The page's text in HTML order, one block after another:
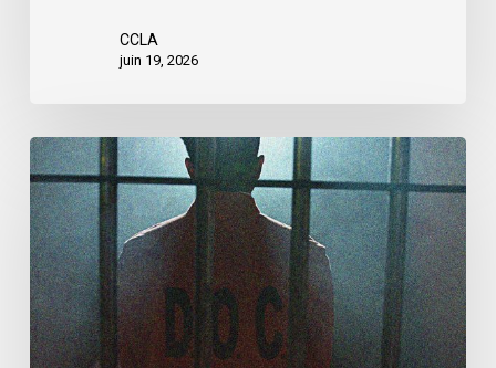
CCLA
juin 19, 2026
L’ACLC
demande
aux
députés
d’adopter
les
amendements
du